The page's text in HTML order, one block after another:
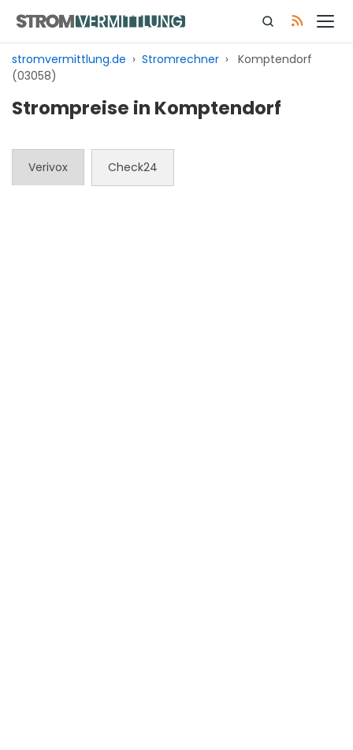
Inhalt
springen
stromvermittlung.de › Stromrechner › Komptendorf
(03058)
Strompreise in Komptendorf
Verivox Check24